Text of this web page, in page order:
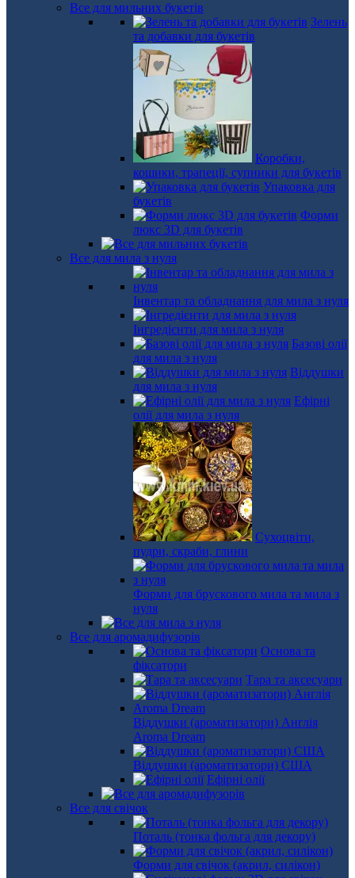
Все для мильних букетів
Зелень
та добавки для букетів
Коробки,
кошики, трапеції, супники для букетів
Упаковка для
букетів
Форми
люкс 3D для букетів
Все для мила з нуля
Інвентар та обладнання для мила з нуля
Інгредієнти для мила з нуля
Базові олії
для мила з нуля
Віддушки
для мила з нуля
Ефірні
олії для мила з нуля
Сухоцвіти,
пудри, скраби, глини
Форми для брускового мила та мила з
нуля
Все для аромадифузорів
Основа та
фіксатори
Тара та аксесуари
Віддушки (ароматизатори) Англія
Aroma Dream
Віддушки (ароматизатори) США
Ефірні олії
Все для свічок
Поталь (тонка фольга для декору)
Форми для свічок (акрил, силікон)